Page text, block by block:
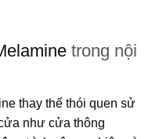
trong nội
thay thế thói quen sử
như cửa thông